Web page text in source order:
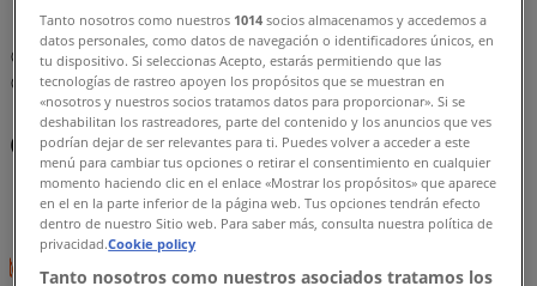
Tecnolite | Av. Héroe de Nacozari No. 222
Mapa
Mapa
Ofertas de Tecnolite en Bucerías
Tanto nosotros como nuestros 1014 socios almacenamos y accedemos a
datos personales, como datos de navegación o identificadores únicos, en
tu dispositivo. Si seleccionas Acepto, estarás permitiendo que las
tecnologías de rastreo apoyen los propósitos que se muestran en
«nosotros y nuestros socios tratamos datos para proporcionar». Si se
deshabilitan los rastreadores, parte del contenido y los anuncios que ves
podrían dejar de ser relevantes para ti. Puedes volver a acceder a este
menú para cambiar tus opciones o retirar el consentimiento en cualquier
momento haciendo clic en el enlace «Mostrar los propósitos» que aparece
en el en la parte inferior de la página web. Tus opciones tendrán efecto
dentro de nuestro Sitio web. Para saber más, consulta nuestra política de
privacidad.Cookie policy
Tanto nosotros como nuestros asociados tratamos los